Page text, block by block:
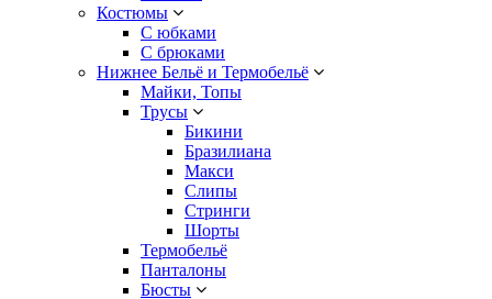
Костюмы
С юбками
С брюками
Нижнее Бельё и Термобельё
Майки, Топы
Трусы
Бикини
Бразилиана
Макси
Слипы
Стринги
Шорты
Термобельё
Панталоны
Бюсты